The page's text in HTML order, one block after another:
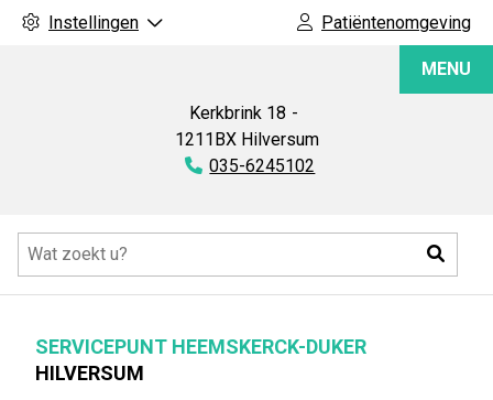
Instellingen Patiëntenomgeving
Kerkbrink 18
1211BX Hilversum
Tel:
035-6245102
MENU
SERVICEPUNT HEEMSKERCK-DUKER
HILVERSUM